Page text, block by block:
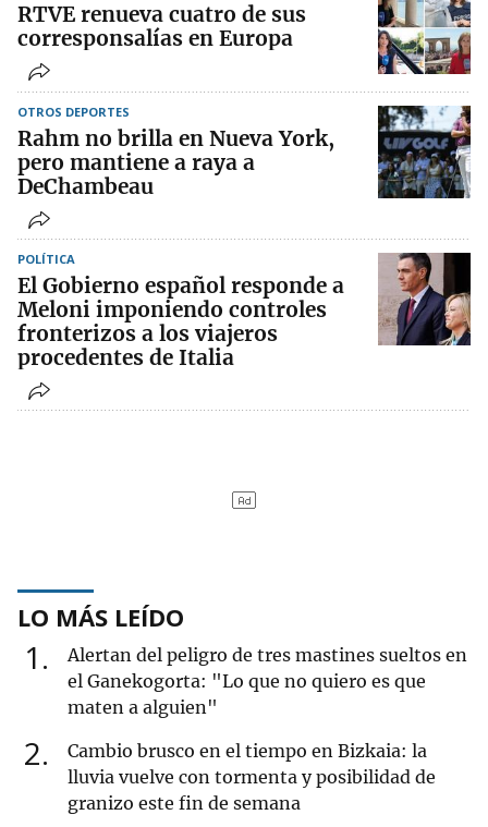
RTVE renueva cuatro de sus
corresponsalías en Europa
OTROS DEPORTES
Rahm no brilla en Nueva York,
pero mantiene a raya a
DeChambeau
POLÍTICA
El Gobierno español responde a
Meloni imponiendo controles
fronterizos a los viajeros
procedentes de Italia
LO MÁS LEÍDO
1
Alertan del peligro de tres mastines sueltos en
el Ganekogorta: "Lo que no quiero es que
maten a alguien"
2
Cambio brusco en el tiempo en Bizkaia: la
lluvia vuelve con tormenta y posibilidad de
granizo este fin de semana